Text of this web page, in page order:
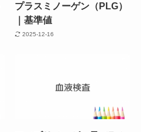
プラスミノーゲン（PLG）
｜基準値
2025-12-16